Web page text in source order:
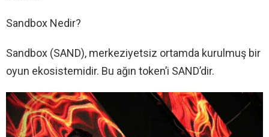
Sandbox Nedir?
Sandbox (SAND), merkeziyetsiz ortamda kurulmuş bir
oyun ekosistemidir. Bu ağın token’i SAND’dir.